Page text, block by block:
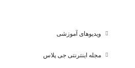
ویدیوهای آموزشی
مجله اینترنتی جی پلاس